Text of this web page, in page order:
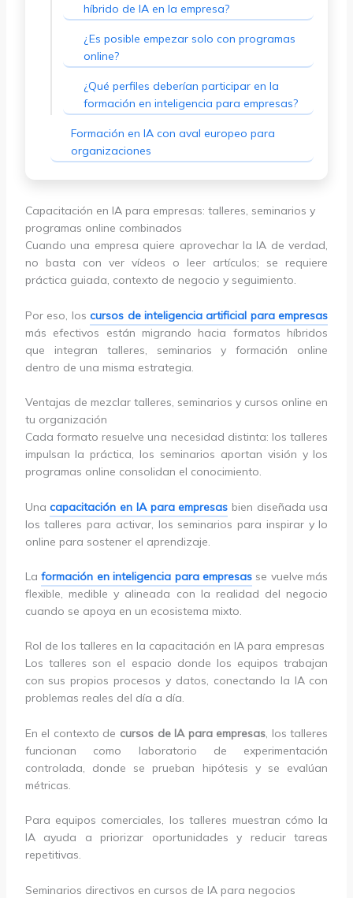
híbrido de IA en la empresa?
¿Es posible empezar solo con programas
online?
¿Qué perfiles deberían participar en la
formación en inteligencia para empresas?
Formación en IA con aval europeo para
organizaciones
Capacitación en IA para empresas: talleres, seminarios y
programas online combinados
Cuando una empresa quiere aprovechar la IA de verdad,
no basta con ver vídeos o leer artículos; se requiere
práctica guiada, contexto de negocio y seguimiento.
Por eso, loscursos de inteligencia artificial para empresas
más efectivos están migrando hacia formatos híbridos
que integran talleres, seminarios y formación online
dentro de una misma estrategia.
Ventajas de mezclar talleres, seminarios y cursos online en
tu organización
Cada formato resuelve una necesidad distinta: los talleres
impulsan la práctica, los seminarios aportan visión y los
programas online consolidan el conocimiento.
Unacapacitación en IA para empresas bien diseñada usa
los talleres para activar, los seminarios para inspirar y lo
online para sostener el aprendizaje.
Laformación en inteligencia para empresas se vuelve más
flexible, medible y alineada con la realidad del negocio
cuando se apoya en un ecosistema mixto.
Rol de los talleres en la capacitación en IA para empresas
Los talleres son el espacio donde los equipos trabajan
con sus propios procesos y datos, conectando la IA con
problemas reales del día a día.
En el contexto de cursos de IA para empresas, los talleres
funcionan como laboratorio de experimentación
controlada, donde se prueban hipótesis y se evalúan
métricas.
Para equipos comerciales, los talleres muestran cómo la
IA ayuda a priorizar oportunidades y reducir tareas
repetitivas.
Seminarios directivos en cursos de IA para negocios